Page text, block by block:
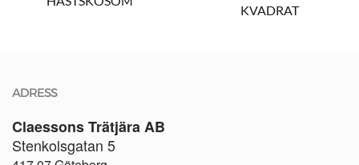
KVADRAT
ADRESS
Claessons Trätjära AB
Stenkolsgatan 5